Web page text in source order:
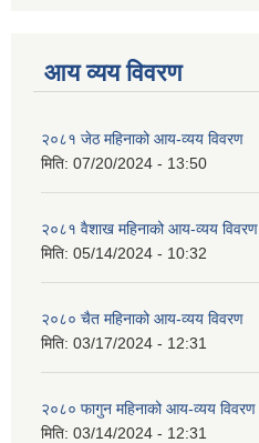
आय व्यय विवरण
२०८१ जेठ महिनाको आय-व्यय विवरण
मिति: 07/20/2024 - 13:50
२०८१ वैशाख महिनाको आय-व्यय विवरण
मिति: 05/14/2024 - 10:32
२०८० चैत महिनाको आय-व्यय विवरण
मिति: 03/17/2024 - 12:31
२०८० फागुन महिनाको आय-व्यय विवरण
मिति: 03/14/2024 - 12:31